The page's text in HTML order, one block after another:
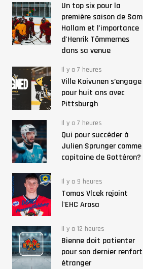
Un top six pour la
première saison de Sam
Hallam et l'importance
d'Henrik Tömmernes
dans sa venue
Il y a 7 heures
Ville Koivunen s’engage
pour huit ans avec
Pittsburgh
Il y a 7 heures
Qui pour succéder à
Julien Sprunger comme
capitaine de Gottéron?
Il y a 9 heures
Tomas Vlcek rejoint
l'EHC Arosa
Il y a 12 heures
Bienne doit patienter
pour son dernier renfort
étranger